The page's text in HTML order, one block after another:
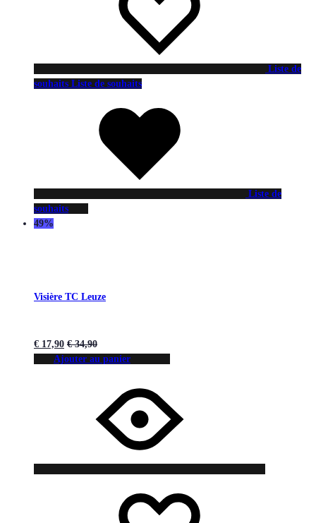
Liste de
souhaits Liste de souhaits
Liste de
souhaits
49%
Visière TC Leuze
€ 17,90 €34,90
Ajouter au panier